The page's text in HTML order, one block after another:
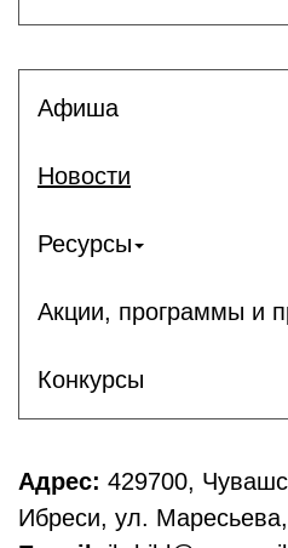
Афиша
Новости
Ресурсы
Акции, программы и
Конкурсы
Адрес: 429700,
Ибреси, ул.